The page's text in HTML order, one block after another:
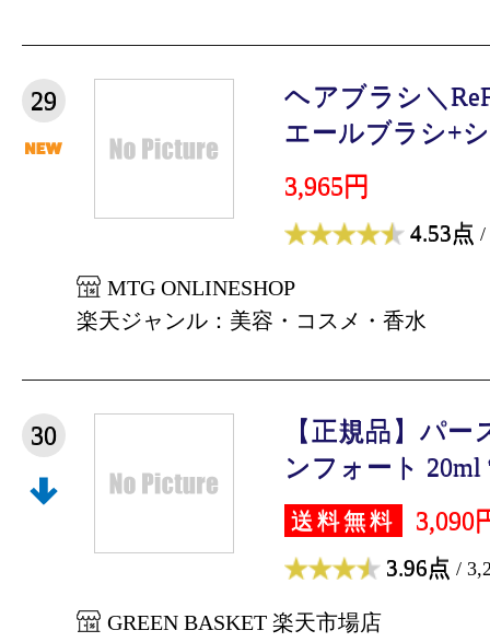
29
ヘアブラシ＼
エールブラシ+
3,965円
4.53点 /
MTG ONLINESHOP
楽天ジャンル：美容・コスメ・香水
30
【正規品】パ
ンフォート 20ml
送料無料 3,090
3.96点 /
GREEN BASKET 楽天市場店